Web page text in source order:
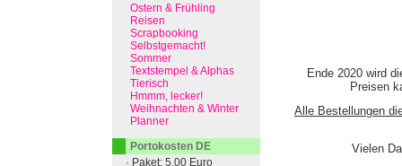
Ende 2020 wird
Preisen
Alle Bestellungen
Vielen
Ostern & Frühling
Reisen
Scrapbooking
Selbstgemacht!
Sommer
Textstempel & Alphas
Tierisch
Hmmm, lecker!
Weihnachten & Winter
Planner
Portokosten DE
· Paket: 5,00 Euro